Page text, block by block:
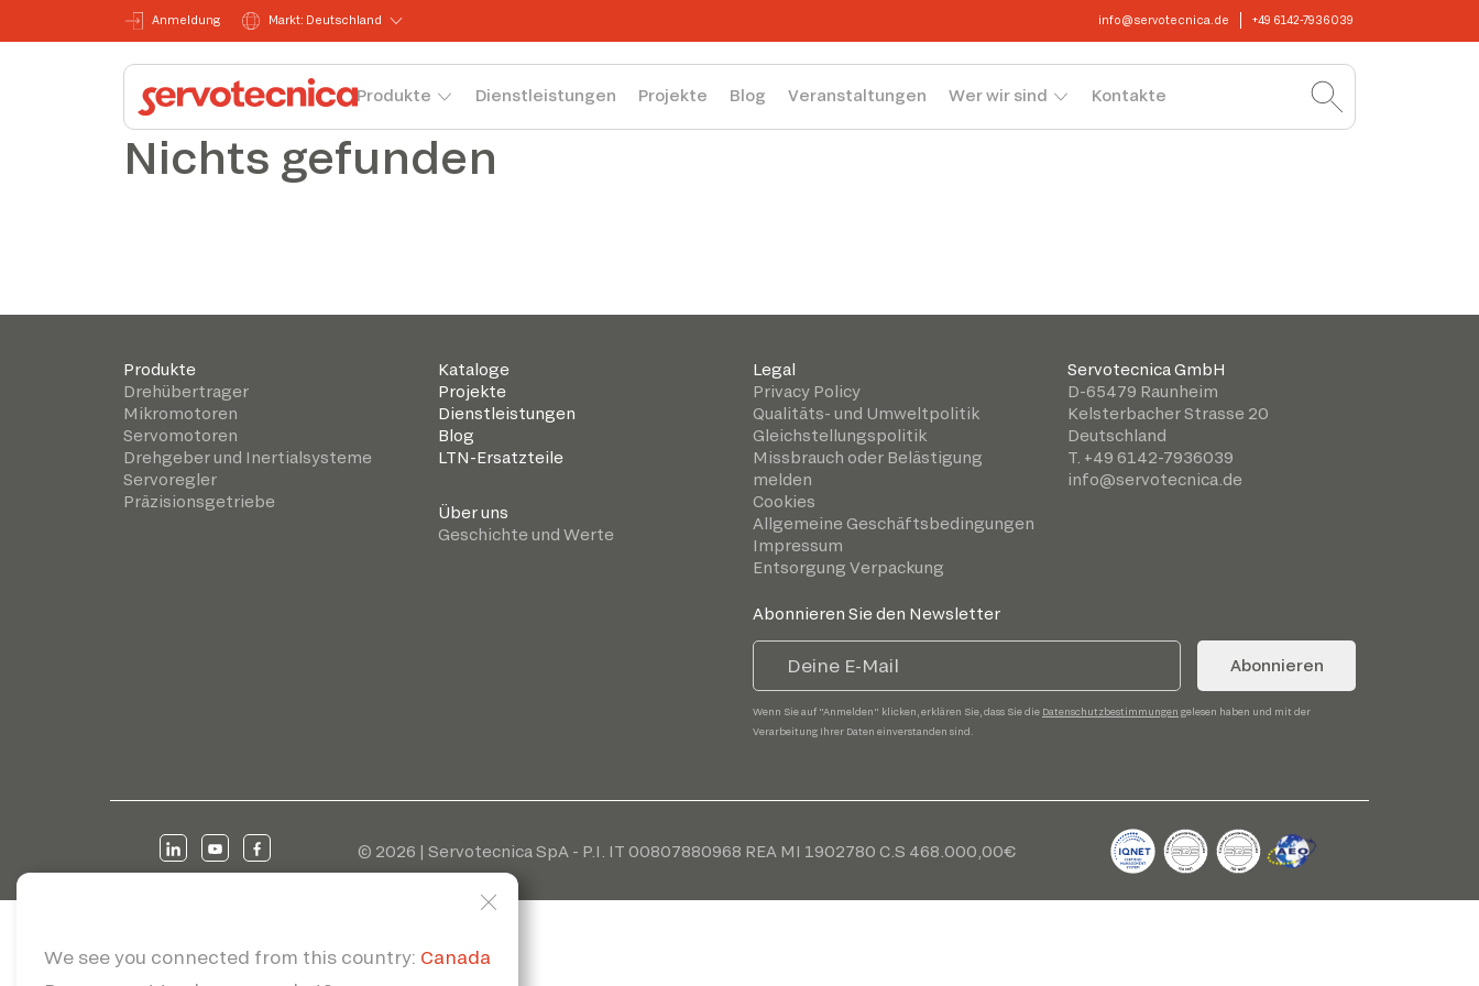
Anmeldung Markt: Deutschland info@servotecnica.de +49 6142-7936039
Produkte Dienstleistungen Projekte Blog Veranstaltungen Wer wir sind Kontakte
Nichts gefunden
Produkte
Drehübertrager
Mikromotoren
Servomotoren
Drehgeber und Inertialsysteme
Servoregler
Präzisionsgetriebe
Kataloge
Projekte
Dienstleistungen
Blog
LTN-Ersatzteile
Über uns
Geschichte und Werte
Legal
Privacy Policy
Qualitäts- und Umweltpolitik
Gleichstellungspolitik
Missbrauch oder Belästigung
melden
Cookies
Allgemeine Geschäftsbedingungen
Impressum
Entsorgung Verpackung
Servotecnica GmbH
D-65479 Raunheim
Kelsterbacher Strasse 20
Deutschland
T. +49 6142-7936039
info@servotecnica.de
Abonnieren Sie den Newsletter
Abonnieren
Wenn Sie auf "Anmelden" klicken, erklären Sie, dass Sie die Datenschutzbestimmungen gelesen haben und mit der
Verarbeitung Ihrer Daten einverstanden sind.
© 2026 | Servotecnica SpA - P.I. IT 00807880968 REA MI 1902780 C.S 468.000,00€